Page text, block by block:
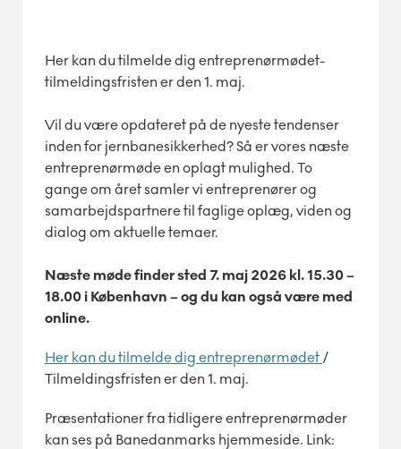
Her kan du tilmelde dig entreprenørmødet-
tilmeldingsfristen er den 1. maj.
Vil du være opdateret på de nyeste tendenser
inden for jernbanesikkerhed? Så er vores næste
entreprenørmøde en oplagt mulighed. To
gange om året samler vi entreprenører og
samarbejdspartnere til faglige oplæg, viden og
dialog om aktuelle temaer.
Næste møde finder sted 7. maj 2026 kl. 15.30 –
18.00 i København – og du kan også være med
online.
Her kan du tilmelde dig entreprenørmødet /
Tilmeldingsfristen er den 1. maj.
Præsentationer fra tidligere entreprenørmøder
kan ses på Banedanmarks hjemmeside. Link: